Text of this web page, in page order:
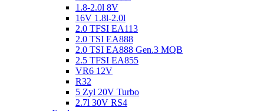
1.8-2.0l 8V
16V 1.8l-2.0l
2.0 TFSI EA113
2.0 TSI EA888
2.0 TSI EA888 Gen.3 MQB
2.5 TFSI EA855
VR6 12V
R32
5 Zyl 20V Turbo
2.7l 30V RS4